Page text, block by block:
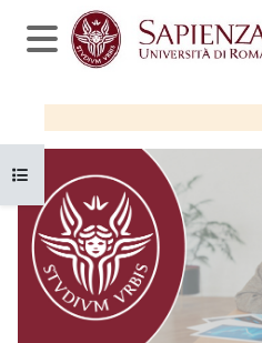
Vai al contenuto principale
Pannello laterale
Apri indice del corso